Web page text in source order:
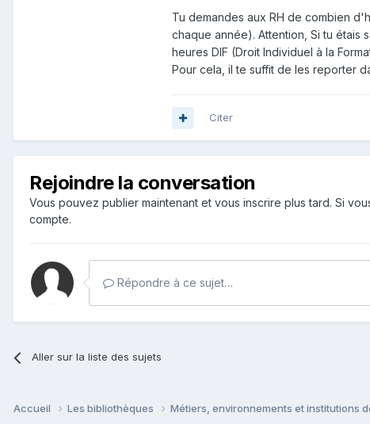
Tu demandes aux RH de combien
chaque année). Attention, Si tu étais
heures DIF (Droit Individuel à la
Pour cela, il te suffit de les reporter
Citer
Rejoindre la conversation
Vous pouvez publier maintenant et vous inscrire plus tard. Si
compte.
Répondre à ce sujet…
Aller sur la liste des sujets
Accueil Les bibliothèques Métiers, environnements et institutions